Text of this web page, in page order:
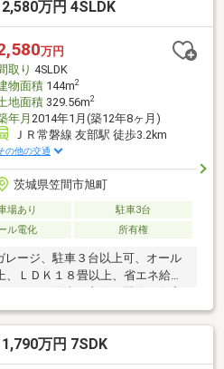
手口交換、令和8年6月完了済み
万円 4SLDK
万円
取り 4SLDK
物面積144m2
地面積329.56m2
年月2014年1月(築12年8ヶ月)
ＪＲ常磐線 友部駅 徒歩3.2km
の他の交通
茨城県笠間市旭町
場あり
駐車3台
ル電化 所有権
ージ、駐車３台以上可、オール
ＬＤＫ１８畳以上、省エネ給湯
チン、陽当り良好、閑静な住宅
０坪以上、シャワー付洗面化粧
コニー、トイレ２ヶ所、浴室１
バルコニー、複層ガラス、オー
下収納、浴室に窓、ＴＶモニタ
万円 7SDK